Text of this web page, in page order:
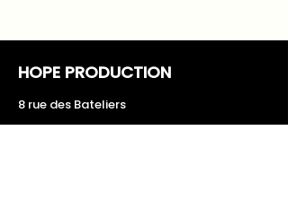
HOPE PRODUCTION
8 rue des Bateliers
92110 Clichy